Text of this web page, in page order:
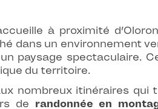
à proximité
dans un environnement
paysage spectaculaire.
du territoire.
nombreux itinéraires qui
de randonnée en